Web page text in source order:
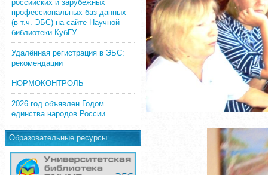
российских и зарубежных
профессиональных баз данных
(в т.ч. ЭБС) на сайте Научной
библиотеки КубГУ
Удалённая регистрация в ЭБС:
рекомендации
НОРМОКОНТРОЛЬ
2026 год объявлен Годом
единства народов России
Образовательные ресурсы